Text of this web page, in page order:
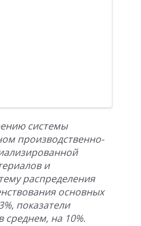
системы
производственно-
и
распределения
основных
показатели
среднем, на 10%.